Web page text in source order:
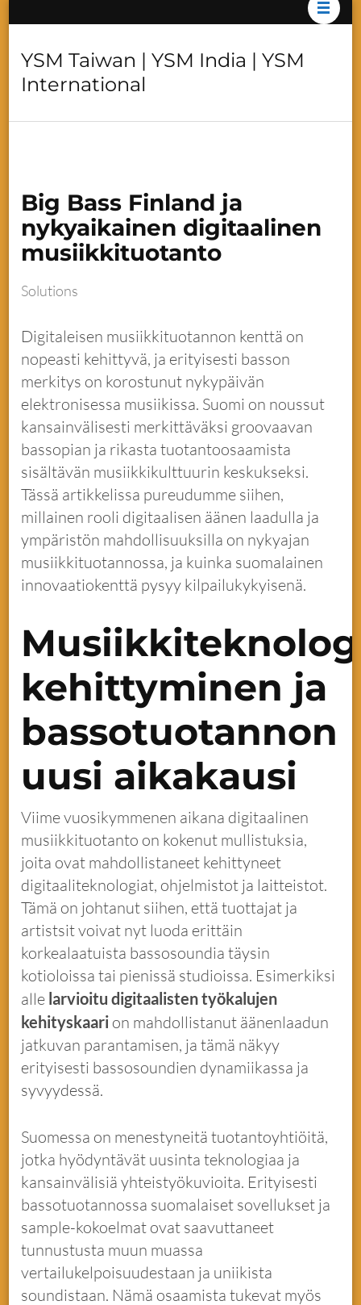
YSM Taiwan | YSM India | YSM
International
Big Bass Finland ja
nykyaikainen digitaalinen
musiikkituotanto
Solutions
Digitaleisen musiikkituotannon kenttä on
nopeasti kehittyvä, ja erityisesti basson
merkitys on korostunut nykypäivän
elektronisessa musiikissa. Suomi on noussut
kansainvälisesti merkittäväksi groovaavan
bassopian ja rikasta tuotantoosaamista
sisältävän musiikkikulttuurin keskukseksi.
Tässä artikkelissa pureudumme siihen,
millainen rooli digitaalisen äänen laadulla ja
ympäristön mahdollisuuksilla on nykyajan
musiikkituotannossa, ja kuinka suomalainen
innovaatiokenttä pysyy kilpailukykyisenä.
kehittyminen ja
bassotuotannon
uusi aikakausi
Viime vuosikymmenen aikana digitaalinen
musiikkituotanto on kokenut mullistuksia,
joita ovat mahdollistaneet kehittyneet
digitaaliteknologiat, ohjelmistot ja laitteistot.
Tämä on johtanut siihen, että tuottajat ja
artistsit voivat nyt luoda erittäin
korkealaatuista bassosoundia täysin
kotioloissa tai pienissä studioissa. Esimerkiksi
alle larvioitu digitaalisten työkalujen
kehityskaari on mahdollistanut äänenlaadun
jatkuvan parantamisen, ja tämä näkyy
erityisesti bassosoundien dynamiikassa ja
syvyydessä.
Suomessa on menestyneitä tuotantoyhtiöitä,
jotka hyödyntävät uusinta teknologiaa ja
kansainvälisiä yhteistyökuvioita. Erityisesti
bassotuotannossa suomalaiset sovellukset ja
sample-kokoelmat ovat saavuttaneet
tunnustusta muun muassa
vertailukelpoisuudestaan ja uniikista
soundistaan. Nämä osaamista tukevat myös